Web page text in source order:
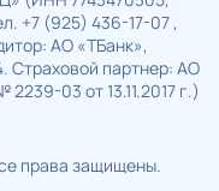
+7 (925) 436-17-07 ,
АО «ТБанк»,
Страховой партнер: АО
03 от 13.11.2017 г.)
права защищены.